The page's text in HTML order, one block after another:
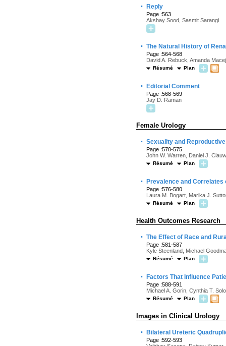
· Reply
Page :563
Akshay Sood, Sasmit Sarangi
· The Natural History of
Page :564-568
David A. Rebuck, Amanda
Résumé Plan
· Editorial Comment
Page :568-569
Jay D. Raman
Female Urology
· Sexuality and
Page :570-575
John W. Warren, Daniel J.
Résumé Plan
· Prevalence and
Page :576-580
Laura M. Bogart, Marika J.
Résumé Plan
Health Outcomes Research
· The Effect of Race and
Page :581-587
Kyle Steenland, Michael
Résumé Plan
· Factors That Influence
Page :588-591
Michael A. Gorin, Cynthia T.
Résumé Plan
Images in Clinical Urology
· Bilateral Ureteric
Page :592-593